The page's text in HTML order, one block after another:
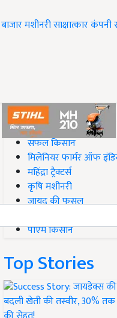
बाजारमशीनरीसाक्षात्कारकंपनी
#Top on Krishi Jagran
सफल किसान
मिलेनियर फार्मर ऑफ
महिंद्रा ट्रैक्टर्स
कृषि मशीनरी
जायद की फसल
पीएम किसान
Top Stories